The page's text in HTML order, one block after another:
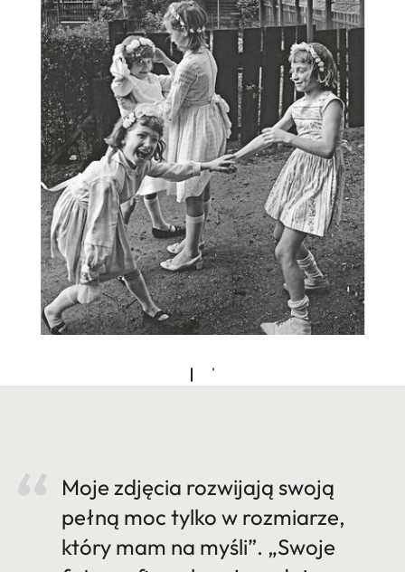
Moje zdjęcia rozwijają swoją
pełną moc tylko w rozmiarze,
który mam na myśli”. „Swoje